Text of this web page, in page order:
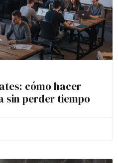
cómo hacer
sin perder tiempo